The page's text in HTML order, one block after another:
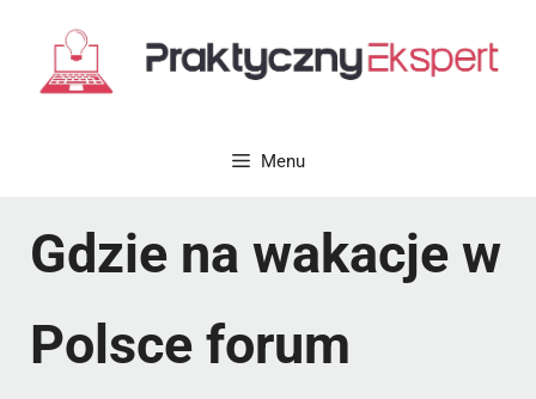
Menu
Gdzie na wakacje w
Polsce forum